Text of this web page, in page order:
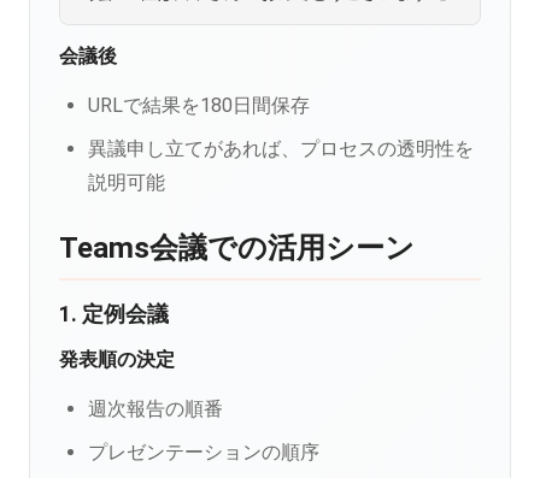
会議後
URLで結果を180日間保存
異議申し立てがあれば、プロセスの透明性を
説明可能
Teams会議での活用シーン
1. 定例会議
発表順の決定
週次報告の順番
プレゼンテーションの順序